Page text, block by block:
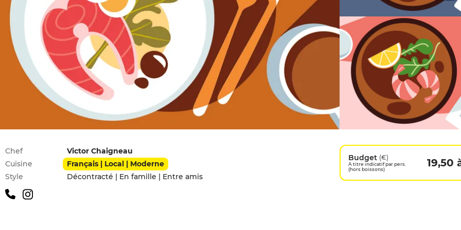
Infos pratiques
Chef
Victor Chaigneau
Cuisine
Français | Local | Moderne
Style
Décontracté | En famille | Entre amis
Budget (€)
A titre indicatif par pers.
(hors boissons)
19,50